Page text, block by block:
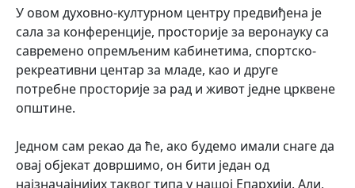
У овом духовно-културном центру предвиђена је
сала за конференције, просторије за веронауку са
савремено опремљеним кабинетима, спортско-
рекреативни центар за младе, као и друге
потребне просторије за рад и живот једне црквене
општине.
Једном сам рекао да ће, ако будемо имали снаге да
овај објекат довршимо, он бити један од
најзначајнијих таквог типа у нашој Епархији. Али,